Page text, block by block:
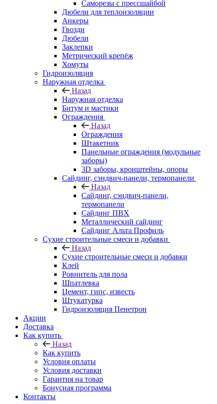
Саморезы с прессшайбой
Дюбели для теплоизоляции
Анкеры
Гвозди
Дюбели
Заклепки
Метрический крепёж
Хомуты
Гидроизоляция
Наружная отделка
Назад
Наружная отделка
Битум и мастики
Ограждения
Назад
Ограждения
Штакетник
Панельные ограждения (модульные
заборы)
3D заборы, кронштейны, опоры
Cайдинг, сэндвич-панели, термопанели
Назад
Cайдинг, сэндвич-панели,
термопанели
Сайдинг ПВХ
Металлический сайдинг
Сайдинг Альта Профиль
Сухие строительные смеси и добавки
Назад
Сухие строительные смеси и добавки
Клей
Ровнитель для пола
Шпатлевка
Цемент, гипс, известь
Штукатурка
Гидроизоляция Пенетрон
Акции
Доставка
Как купить
Назад
Как купить
Условия оплаты
Условия доставки
Гарантия на товар
Бонусная программа
Контакты